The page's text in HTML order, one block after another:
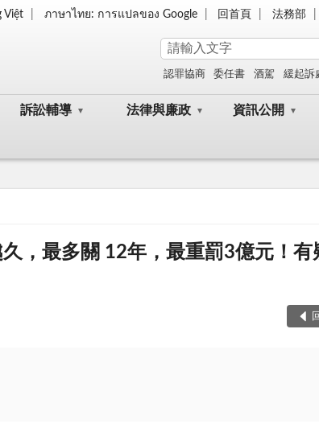
Việt ภาษาไทย: การแปลของ Google 回首頁 法務部
認罪協商 委任書 酒駕 緩起訴
訴訟輔導 法律與廉政 資訊公開
，最多關 12年，最重罰3億元！有